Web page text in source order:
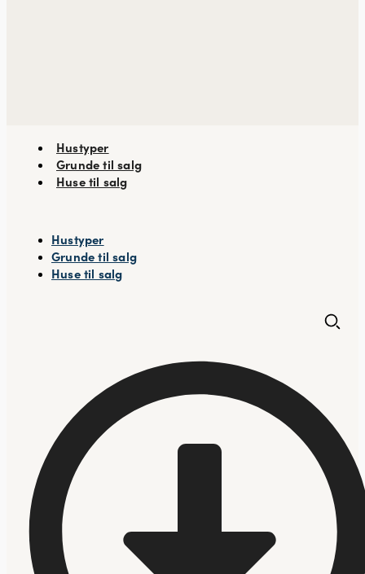
Hustyper
Grunde til salg
Huse til salg
Hustyper
Grunde til salg
Huse til salg